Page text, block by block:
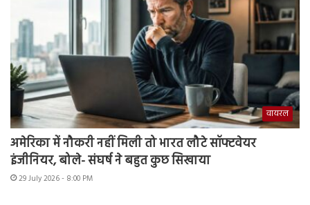
वायरल
अमेरिका में नौकरी नहीं मिली तो भारत लौटे सॉफ्टवेयर
इंजीनियर, बोले- संघर्ष ने बहुत कुछ सिखाया
29 July 2026 - 8:00 PM